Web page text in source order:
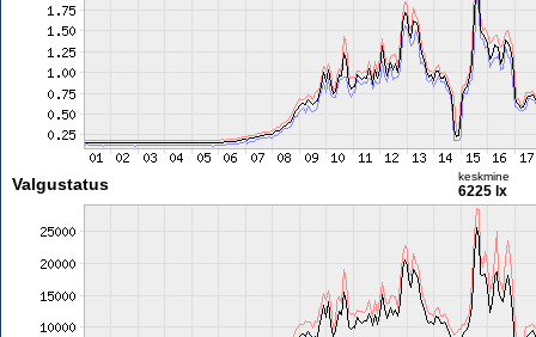
Valgustatus keskmine
6225 lx